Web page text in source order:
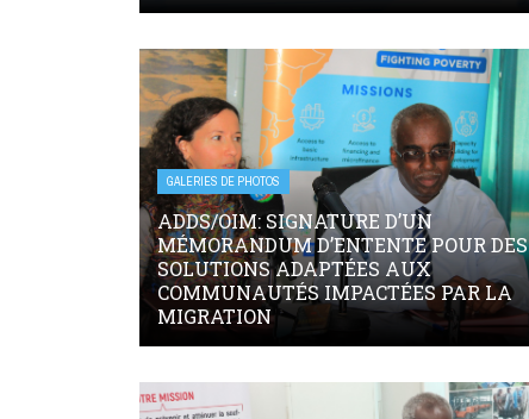
GALERIES DE PHOTOS
ADDS/OIM: SIGNATURE D’UN
MÉMORANDUM D’ENTENTE POUR DES
SOLUTIONS ADAPTÉES AUX
COMMUNAUTÉS IMPACTÉES PAR LA
MIGRATION